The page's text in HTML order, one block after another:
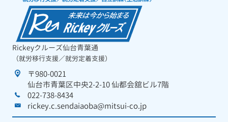
Rickeyクルーズ仙台青葉通
（就労移行支援／就労定着支援）
〒980-0021
仙台市青葉区中央2-2-10 仙都会舘ビル7階
022-738-8434
rickey.c.sendaiaoba@mitsui-co.jp